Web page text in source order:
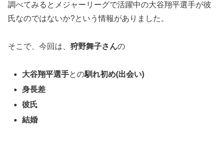
調べてみるとメジャーリーグで活躍中の大谷翔平選手が彼
氏なのではないか?という情報がありました。
そこで、今回は、 狩野舞子さんの
大谷翔平選手との馴れ初め(出会い)
身長差
彼氏
結婚